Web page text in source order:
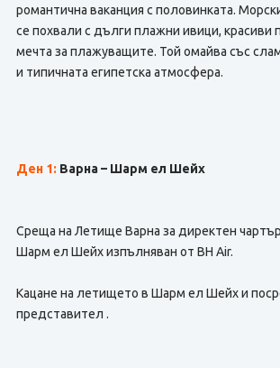
романтична ваканция с половинката.
се похвали с дълги плажни ивици, красиви
мечта за плажуващите. Той омайва със
и типичната египетска атмосфера.
Ден 1: Варна – Шарм ел Шейх
Среща на Летище Варна за директен
Шарм ел Шейх изпълняван от BH Air.
Кацане на летището в Шарм ел Шейх и
представител .